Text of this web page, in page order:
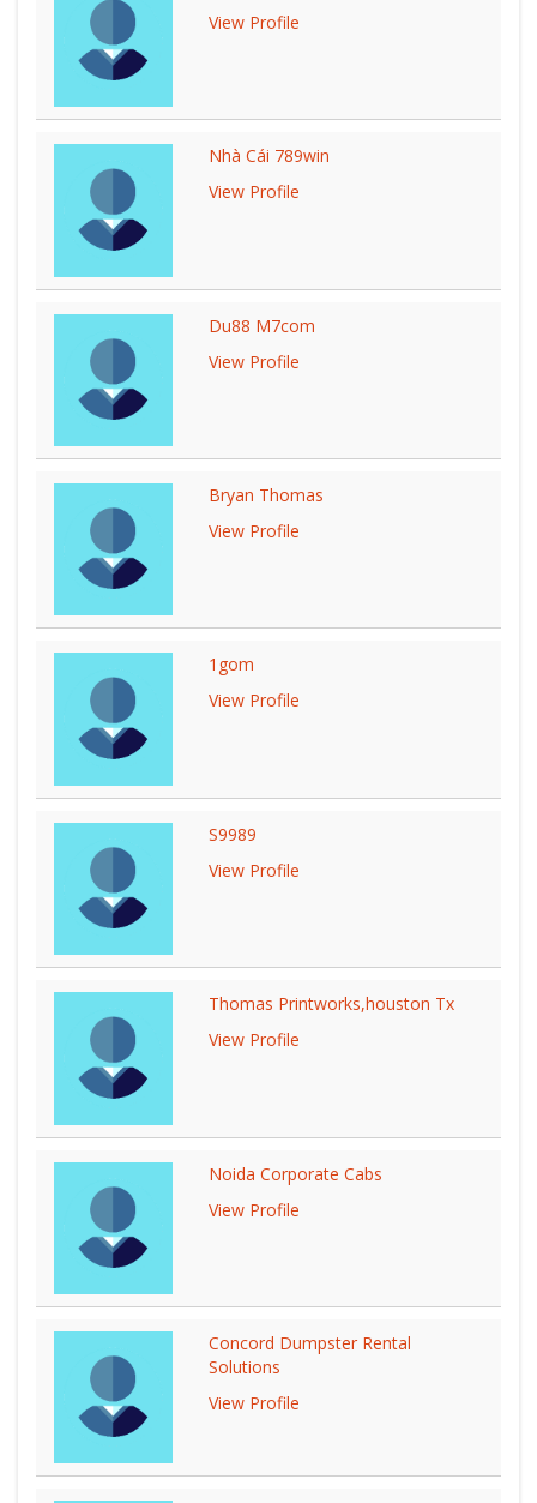
View Profile
Nhà Cái 789win
View Profile
Du88 M7com
View Profile
Bryan Thomas
View Profile
1gom
View Profile
S9989
View Profile
Thomas Printworks,houston Tx
View Profile
Noida Corporate Cabs
View Profile
Concord Dumpster Rental
Solutions
View Profile